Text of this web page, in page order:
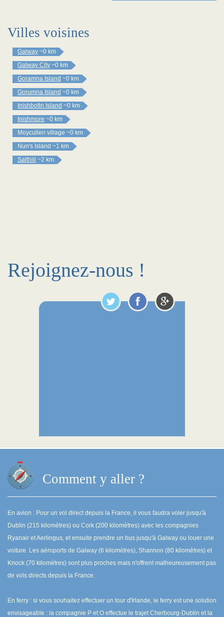
Villes voisines
Galway ~0 km
Galway City ~0 km
Goramna Island ~0 km
Gorumna Island ~0 km
Inishbofin Island ~0 km
Inishmore ~0 km
Moycullen village ~0 km
Nun's Island ~1 km
Salthill
~2 km
Rejoignez-nous !
Comment y aller ?
En avion : Pour un vol direct depuis la France, il vous faudra voler jusqu'à
Dublin (215 kilomètres) ou Cork (200 kilomètres) avec les compagnies
Ryanair et Aerlingus, et ensuite prendre un bus jusqu'à Galway ou louer une
voiture. Les aéroports de Galway (6 kilomètres), Shannon (80 kilomètres) et
Knock (70 kilomètres) sont plus proches mais n'offrent malheureusement pas
de vols directs depuis la France.
En ferry : si vous souhaitez effectuer un tour d'Irlande, le ferry est une solution
envisageable : la compagnie P et O effectue le trajet Cherbourg-Dublin et la